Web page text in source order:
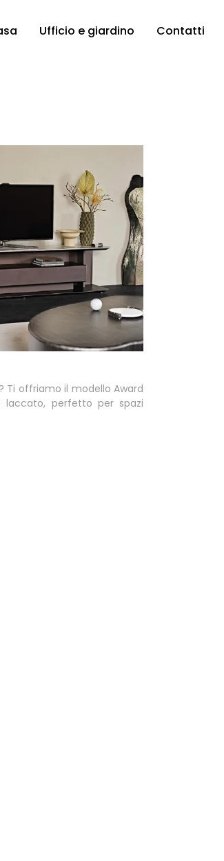
Ufficio e giardino Contatti
Ti offriamo il modello Award
perfetto per spazi